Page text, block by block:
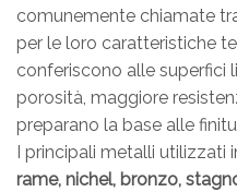
comunemente chiamate
per le loro caratteristiche
conferiscono alle superfici
porosità, maggiore
preparano la base alle
I principali metalli utilizzati
rame, nichel, bronzo,